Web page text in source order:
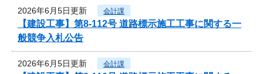
2026年6月5日更新 会計課
【建設工事】第8-112号 道路標示施工工事に関する一
般競争入札公告
2026年6月5日更新 会計課